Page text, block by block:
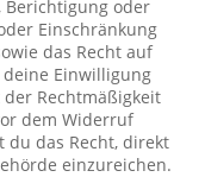
Berichtigung oder
Einschränkung
das Recht auf
Einwilligung
Rechtmäßigkeit
dem Widerruf
das Recht, direkt
einzureichen.